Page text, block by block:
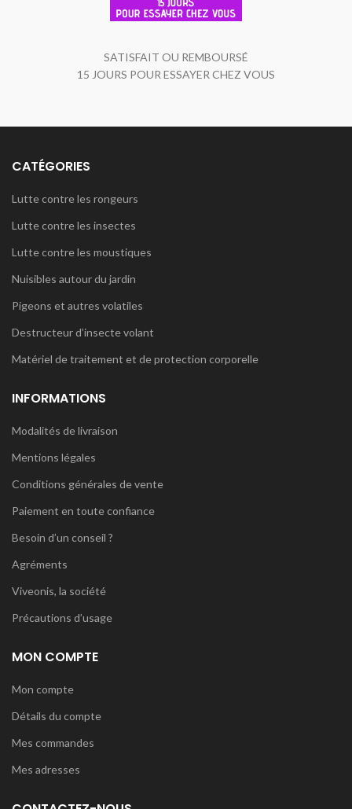
SATISFAIT OU REMBOURSÉ
15 JOURS POUR ESSAYER CHEZ VOUS
CATÉGORIES
Lutte contre les rongeurs
Lutte contre les insectes
Lutte contre les moustiques
Nuisibles autour du jardin
Pigeons et autres volatiles
Destructeur d’insecte volant
Matériel de traitement et de protection corporelle
INFORMATIONS
Modalités de livraison
Mentions légales
Conditions générales de vente
Paiement en toute confiance
Besoin d’un conseil ?
Agréments
Viveonis, la société
Précautions d’usage
MON COMPTE
Mon compte
Détails du compte
Mes commandes
Mes adresses